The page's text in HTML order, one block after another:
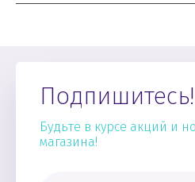
Подпишитесь!
Будьте в курсе акций и
магазина!